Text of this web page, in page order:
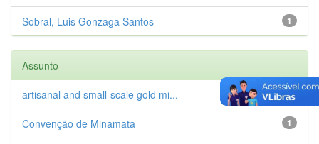
1
Sobral, Luis Gonzaga Santos
Assunto
1
artisanal and small-scale gold mi...
1
Convenção de Minamata